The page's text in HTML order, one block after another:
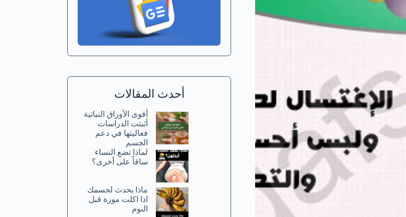
أحدث المقالات
أقوى الأوراق النباتية
أثبتت الدراسات
فعاليتها في دعم
الجسم
لماذا تضع النساء
ساقاً على أخرى؟
ماذا يحدث لجسمك
اذا اكلت موزة قبل
النوم